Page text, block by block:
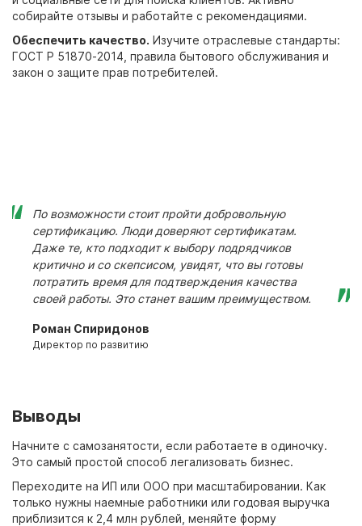
собирайте отзывы и работайте с рекомендациями.
Обеспечить качество. Изучите отраслевые стандарты:
ГОСТ Р 51870-2014, правила бытового обслуживания и
закон о защите прав потребителей.
По возможности стоит пройти добровольную
сертификацию. Люди доверяют сертификатам.
Даже те, кто подходит к выбору подрядчиков
критично и со скепсисом, увидят, что вы готовы
потратить время для подтверждения качества
своей работы. Это станет вашим преимуществом.
Роман Спиридонов
Директор по развитию
Выводы
Начните с самозанятости, если работаете в одиночку.
Это самый простой способ легализовать бизнес.
Переходите на ИП или ООО при масштабировании. Как
только нужны наемные работники или годовая выручка
приблизится к 2,4 млн рублей, меняйте форму